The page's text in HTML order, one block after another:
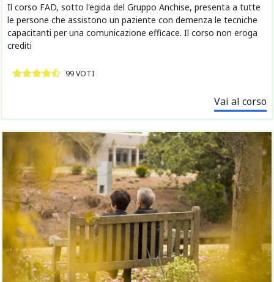
Il corso FAD, sotto l'egida del Gruppo Anchise, presenta a tutte
le persone che assistono un paziente con demenza le tecniche
capacitanti per una comunicazione efficace. Il corso non eroga
crediti
99 VOTI
Vai al corso